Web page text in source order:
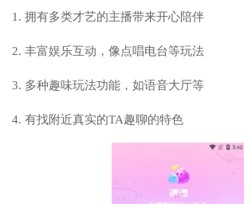
1. 拥有多类才艺的主播带来开心陪伴
2. 丰富娱乐互动，像点唱电台等玩法
3. 多种趣味玩法功能，如语音大厅等
4. 有找附近真实的TA趣聊的特色